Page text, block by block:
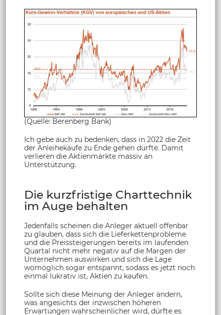
(Quelle: Berenberg Bank)
Ich gebe auch zu bedenken, dass in 2022 die Zeit
der Anleihekäufe zu Ende gehen dürfte. Damit
verlieren die Aktienmärkte massiv an
Unterstützung.
Die kurzfristige Charttechnik
im Auge behalten
Jedenfalls scheinen die Anleger aktuell offenbar
zu glauben, dass sich die Lieferkettenprobleme
und die Preissteigerungen bereits im laufenden
Quartal nicht mehr negativ auf die Margen der
Unternehmen auswirken und sich die Lage
womöglich sogar entspannt, sodass es jetzt noch
einmal lukrativ ist, Aktien zu kaufen.
Sollte sich diese Meinung der Anleger ändern,
was angesichts der inzwischen höheren
Erwartungen wahrscheinlicher wird, dürfte es